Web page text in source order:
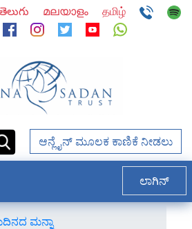
മലയാളം தமிழ்
ಆನ್ಲೈನ್ ಮೂಲಕ ಕಾಣಿಕೆ ನೀಡಲು
ಲಾಗಿನ್
ಮನ್ನಾ